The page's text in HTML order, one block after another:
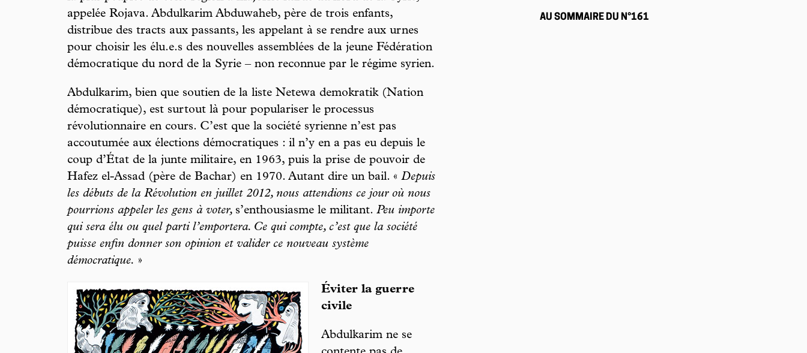
appelée Rojava. Abdulkarim Abduwaheb, père de trois enfants,
distribue des tracts aux passants, les appelant à se rendre aux urnes
pour choisir les élu.e.s des nouvelles assemblées de la jeune Fédération
démocratique du nord de la Syrie – non reconnue par le régime syrien.
Abdulkarim, bien que soutien de la liste Netewa demokratik (Nation
démocratique), est surtout là pour populariser le processus
révolutionnaire en cours. C’est que la société syrienne n’est pas
accoutumée aux élections démocratiques : il n’y en a pas eu depuis le
coup d’État de la junte militaire, en 1963, puis la prise de pouvoir de
Hafez el-Assad (père de Bachar) en 1970. Autant dire un bail. « Depuis
les débuts de la Révolution en juillet 2012, nous attendions ce jour où nous
pourrions appeler les gens à voter, s’enthousiasme le militant. Peu importe
qui sera élu ou quel parti l’emportera. Ce qui compte, c’est que la société
puisse enfin donner son opinion et valider ce nouveau système
démocratique. »
Éviter la guerre
civile
Abdulkarim ne se
AU SOMMAIRE DU N°161